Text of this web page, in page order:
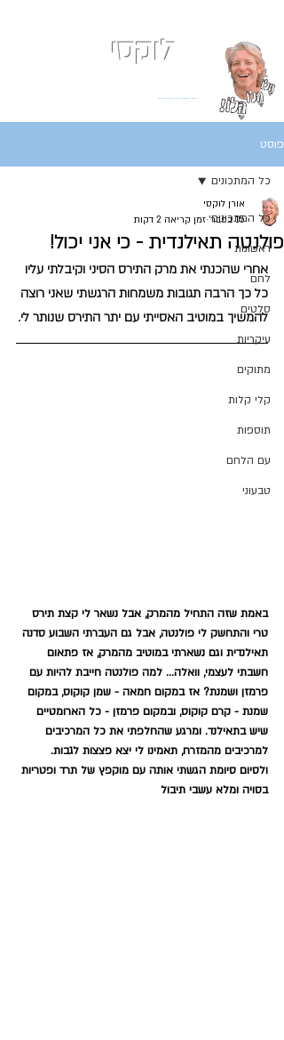
לוקסי
בלוג המתכונים של השף אורן לוקסנבורג לוקסי אנזל ולוקסי
פוסט
כל המתכונים
ראשונות
לחם
סלטים
עיקריות
מתוקים
קלי קלות
תוספות
עם הלחם
טבעוני
כל המתכונים
פולנטה תאילנדית - כי אני יכול!
אורן לוקסי
15 בפבר׳
זמן קריאה 2 דקות
אחרי שהכנתי את מרק התירס הסיני וקיבלתי עליו
כל כך הרבה תגובות משמחות הרגשתי שאני רוצה
להמשיך במוטיב האסייתי עם יתר התירס שנותר לי.
באמת שזה התחיל מהמרק, אבל נשאר לי קצת תירס
טרי והתחשק לי פולנטה, אבל גם העברתי השבוע סדנה
תאילנדית וגם נשארתי במוטיב מהמרק, אז פתאום
חשבתי לעצמי, וואלה... למה פולנטה חייבת להיות עם
פרמזן ושמנת? אז במקום חמאה - שמן קוקוס, במקום
שמנת - קרם קוקוס, ובמקום פרמזן - כל הארומטיים
שיש בתאילנד. ומרגע שהחלפתי את כל המרכיבים
למרכיבים מהמזרח, תאמינו לי יצא פצצות לגבות.
ולסיום סיומת הגשתי אותה עם מוקפץ של תרד ופטריות
בסויה ומלא עשבי תיבול